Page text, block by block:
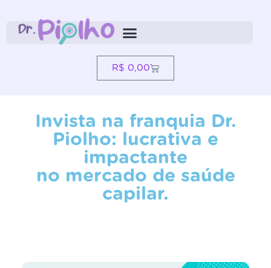
R$ 0,00
Invista na franquia Dr.
Piolho: lucrativa e
impactante
no mercado de saúde
capilar.